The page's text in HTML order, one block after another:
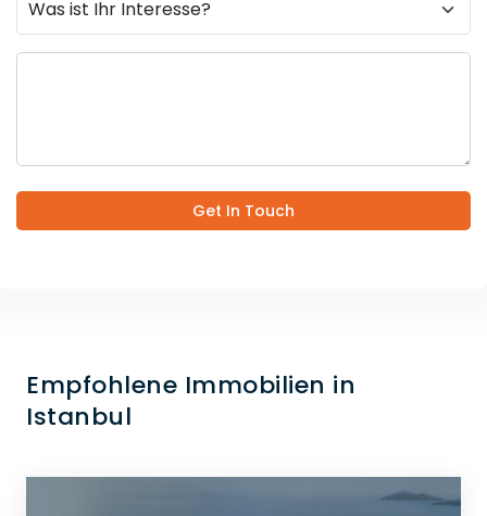
Get In Touch
Empfohlene Immobilien in
Istanbul